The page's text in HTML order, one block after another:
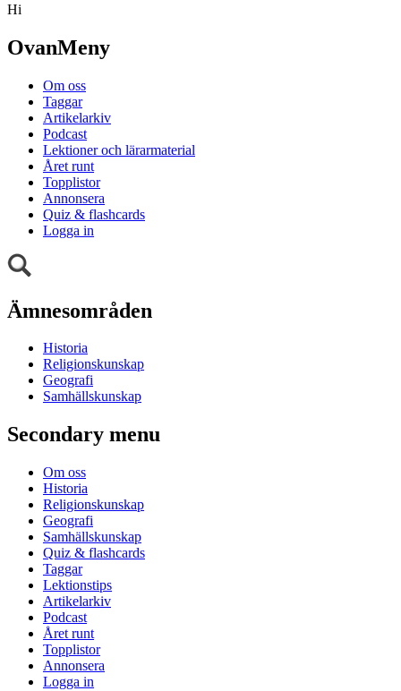
Hi
OvanMeny
Om oss
Taggar
Artikelarkiv
Podcast
Lektioner och lärarmaterial
Året runt
Topplistor
Annonsera
Quiz & flashcards
Logga in
Ämnesområden
Historia
Religionskunskap
Geografi
Samhällskunskap
Secondary menu
Om oss
Historia
Religionskunskap
Geografi
Samhällskunskap
Quiz & flashcards
Taggar
Lektionstips
Artikelarkiv
Podcast
Året runt
Topplistor
Annonsera
Logga in